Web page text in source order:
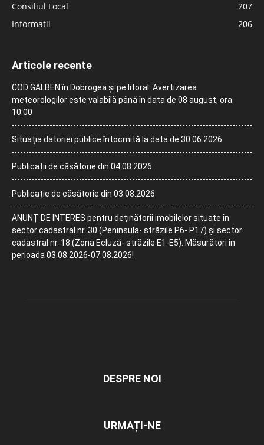
Consiliul Local
207
Informatii
206
Articole recente
COD GALBEN în Dobrogea și pe litoral. Avertizarea
meteorologilor este valabilă până în data de 08 august, ora
10:00
Situația datoriei publice întocmită la data de 30.06.2026
Publicații de căsătorie din 04.08.2026
Publicație de căsătorie din 03.08.2026
ANUNȚ DE INTERES pentru deținătorii imobilelor situate în
sector cadastral nr. 30 (Peninsula- străzile P6- P17) și sector
cadastral nr. 18 (Zona Ecluză- străzile E1-E5). Măsurători în
perioada 03.08.2026-07.08.2026!
DESPRE NOI
URMAȚI-NE